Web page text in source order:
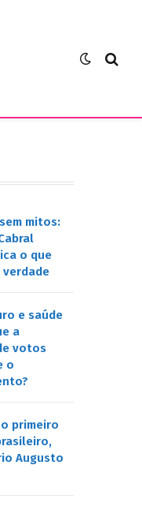
mitos:
o que
e saúde
a
votos
o
primeiro
Augusto